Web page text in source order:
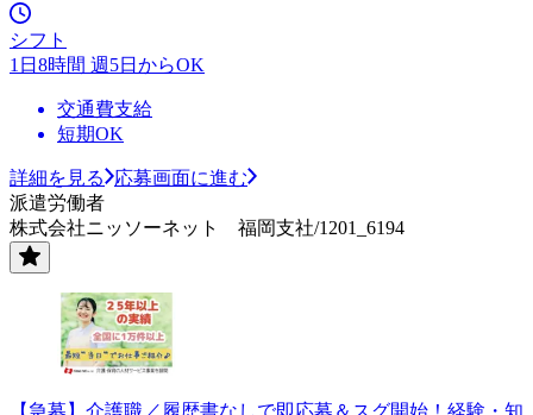
シフト
1日8時間 週5日からOK
交通費支給
短期OK
詳細を見る
応募画面に進む
派遣労働者
株式会社ニッソーネット 福岡支社/1201_6194
【急募】介護職／履歴書なしで即応募＆スグ開始！経験・知